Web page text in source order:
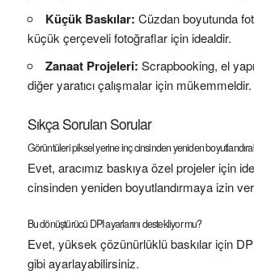
Küçük Baskılar: Cüzdan boyutunda
küçük çerçeveli fotoğraflar için idealdir.
Zanaat Projeleri: Scrapbooking, el
diğer yaratıcı çalışmalar için mükemmeldir.
Sıkça Sorulan Sorular
Görüntüleri piksel yerine inç cinsinden yeniden
Evet, aracımız baskıya özel projeler için
cinsinden yeniden boyutlandırmaya izin
Bu dönüştürücü DPI ayarlarını destekliyor mu?
Evet, yüksek çözünürlüklü baskılar için
gibi ayarlayabilirsiniz.